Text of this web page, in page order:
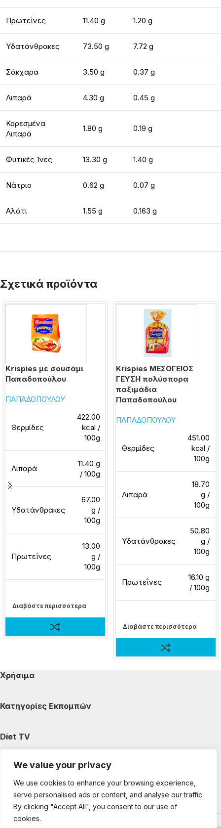
We value your privacy
We use cookies to enhance your browsing experience,
serve personalised ads or content, and analyse our traffic.
By clicking "Accept All", you consent to our use of
cookies.
Πρωτεΐνες 11.40 g 1.20 g
Υδατάνθρακες 73.50 g 7.72 g
Σάκχαρα 3.50 g 0.37 g
Λιπαρά 4.30 g 0.45 g
Κορεσμένα
Λιπαρά
1.80 g 0.19 g
Φυτικές Ίνες 13.30 g 1.40 g
Νάτριο 0.62 g 0.07 g
Αλάτι 1.55 g 0.163 g
Σχετικά προϊόντα
Krispies με σουσάμι
Παπαδοπούλου
ΠΑΠΑΔΟΠΟΥΛΟΥ
Θερμίδες
422.00
kcal /
100g
Λιπαρά
11.40 g
/ 100g
Υδατάνθρακες
67.00
g /
100g
Πρωτεΐνες
13.00
g /
100g
Διαβάστε περισσότερα
Krispies ΜΕΣΟΓΕΙΟΣ
ΓΕΥΣΗ πολύσπορα
παξιμάδια
Παπαδοπούλου
ΠΑΠΑΔΟΠΟΥΛΟΥ
Θερμίδες
451.00
kcal /
100g
Λιπαρά
18.70
g /
100g
Υδατάνθρακες
50.80
g /
100g
Πρωτεΐνες
16.10 g
/ 100g
Διαβάστε περισσότερα
Χρήσιμα
Κατηγορίες Εκπομπών
Diet TV
Κατηγορίες Άρθρων
Ακολουθήστε μας
Copyright © 2025 DietTV. All Rights Reserved.